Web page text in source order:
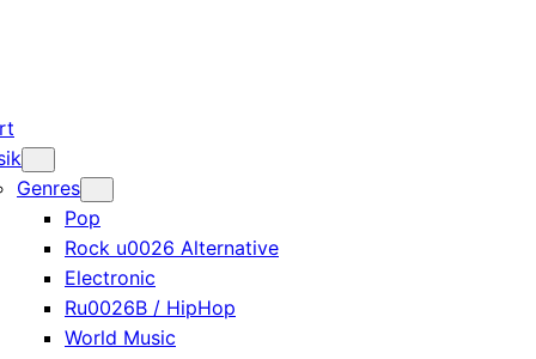
Genres
Pop
Rock u0026 Alternative
Electronic
Ru0026B / HipHop
World Music